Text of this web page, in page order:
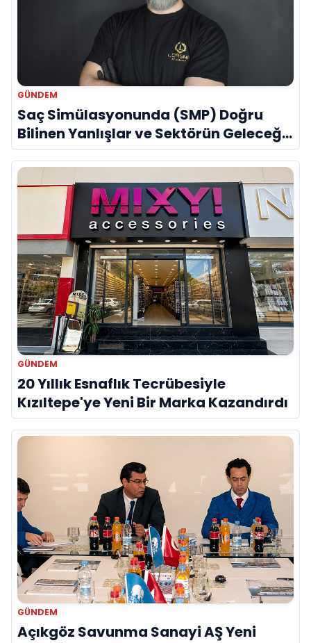
GÜNDEM
Saç Simülasyonunda (SMP) Doğru
Bilinen Yanlışlar ve Sektörün Geleceği:
Onur Akdeniz ile Özel Röportaj
GÜNDEM
20 Yıllık Esnaflık Tecrübesiyle
Kızıltepe'ye Yeni Bir Marka Kazandırdı
GÜNDEM
Açıkgöz Savunma Sanayi AŞ Yeni